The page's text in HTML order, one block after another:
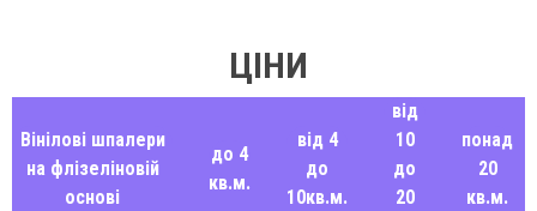
ЦІНИ
Вінілові шпалери
на флізеліновій
основі
до 4
кв.м.
від 4
до
10кв.м.
від
10
до
20
понад
20
кв.м.